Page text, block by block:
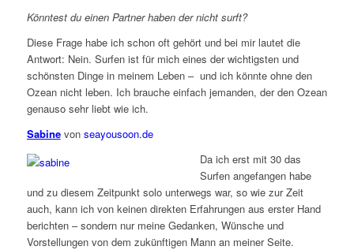
Könntest du einen Partner haben der nicht surft?
Diese Frage habe ich schon oft gehört und bei mir lautet die
Antwort: Nein. Surfen ist für mich eines der wichtigsten und
schönsten Dinge in meinem Leben – und ich könnte ohne den
Ozean nicht leben. Ich brauche einfach jemanden, der den Ozean
genauso sehr liebt wie ich.
Sabinevon seayousoon.de
Da ich erst mit 30 das
Surfen angefangen habe
und zu diesem Zeitpunkt solo unterwegs war, so wie zur Zeit
auch, kann ich von keinen direkten Erfahrungen aus erster Hand
berichten – sondern nur meine Gedanken, Wünsche und
Vorstellungen von dem zukünftigen Mann an meiner Seite.